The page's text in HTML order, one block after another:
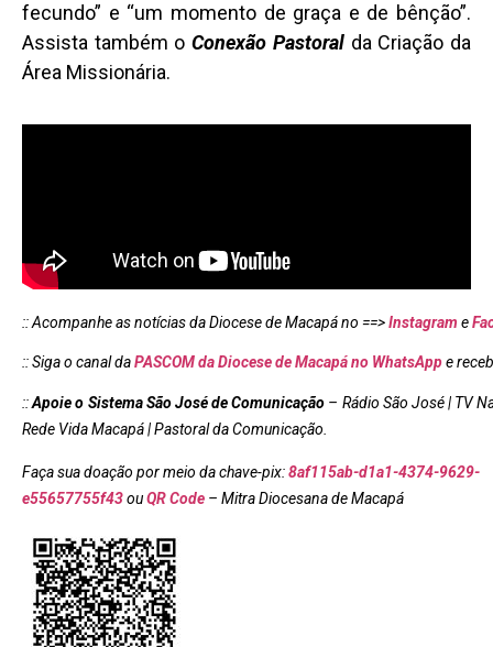
fecundo” e “um momento de graça e de bênção”.
Assista também oConexão Pastoralda Criação da
Área Missionária.
:: Acompanhe as notícias da Diocese de Macapá no ==>Instagram e
:: Siga o canal daPASCOM da Diocese de Macapá no WhatsAppe
::Apoie o Sistema São José de Comunicação – Rádio São José | TV
Rede Vida Macapá | Pastoral da Comunicação.
Faça sua doação por meio da chave-pix:8af115ab-d1a1-4374-9629-
e55657755f43ouQR Code – Mitra Diocesana de Macapá